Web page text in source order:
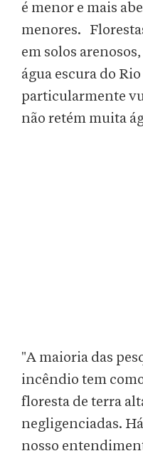
é menor e mais
menores.
em solos
água escura do
particularmente
não retém muita
"A maioria das
incêndio tem
floresta de terra
negligenciadas.
nosso